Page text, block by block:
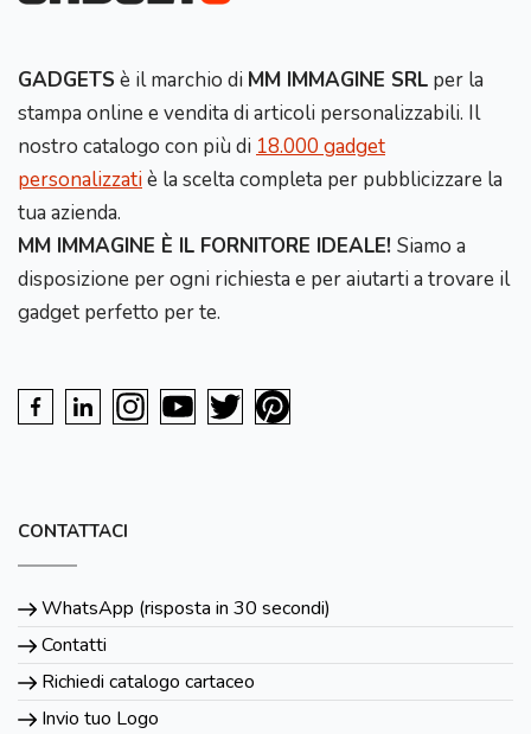
GADGETS è il marchio di MM IMMAGINE SRL per la
stampa online e vendita di articoli personalizzabili. Il
nostro catalogo con più di 18.000 gadget
personalizzatiè la scelta completa per pubblicizzare la
tua azienda.
MM IMMAGINE È IL FORNITORE IDEALE! Siamo a
disposizione per ogni richiesta e per aiutarti a trovare il
gadget perfetto per te.
CONTATTACI
WhatsApp (risposta in 30 secondi)
Contatti
Richiedi catalogo cartaceo
Invio tuo Logo